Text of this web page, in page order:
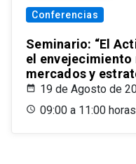
Conferencias
Seminario: “El
el
mercados y
19 de Agosto de
09:00 a 11:00 horas